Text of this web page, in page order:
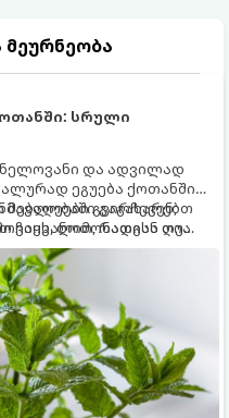
სრული
და ადვილად
ეგუება ქოთანში
გვირჩევენ,
რადგან ღია
ფესვებით ძალიან
ავიწროებს.
გაგახარებთ
ლიმონათისა თუ